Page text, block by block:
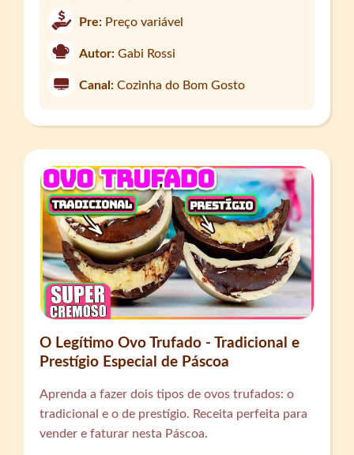
Pre: Preço variável
Autor: Gabi Rossi
Canal: Cozinha do Bom Gosto
O Legítimo Ovo Trufado - Tradicional e
Prestígio Especial de Páscoa
Aprenda a fazer dois tipos de ovos trufados: o
tradicional e o de prestígio. Receita perfeita para
vender e faturar nesta Páscoa.